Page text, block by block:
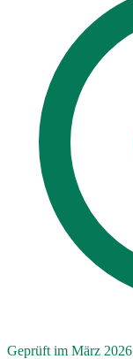
Geprüft im März 2026